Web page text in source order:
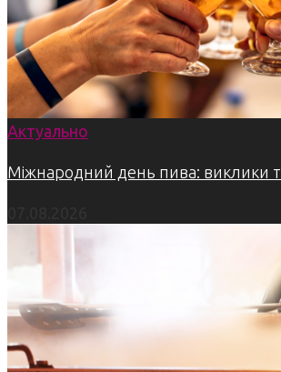
Актуально
Міжнародний день пива: виклики